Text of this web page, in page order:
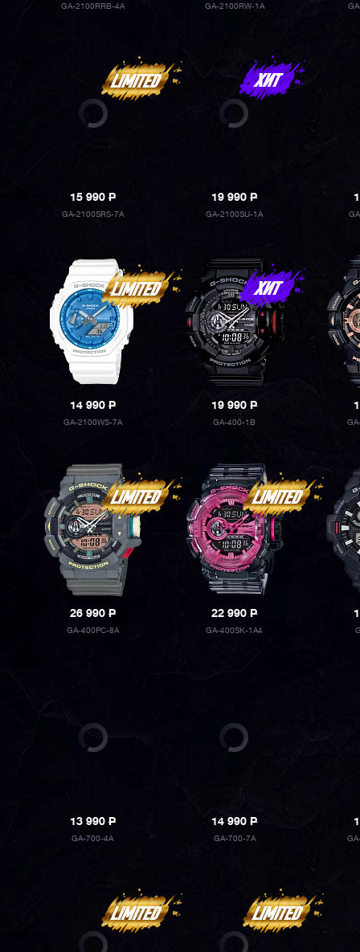
GA-2100RRB-4A GA-2100RW-1A
15 990P
GA-2100SRS-7A
19 990P
GA-2100SU-1A
14 990P
GA-2100WS-7A
19 990P
GA-400-1B
26 990P
GA-400PC-8A
22 990P
GA-400SK-1A4
13 990P
GA-700-4A
14 990P
GA-700-7A